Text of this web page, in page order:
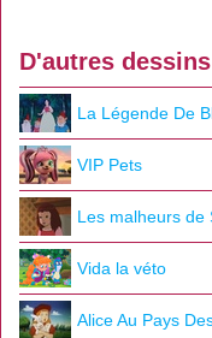
D'autres
La Légende De
VIP Pets
Les malheurs de
Vida la véto
Alice Au Pays